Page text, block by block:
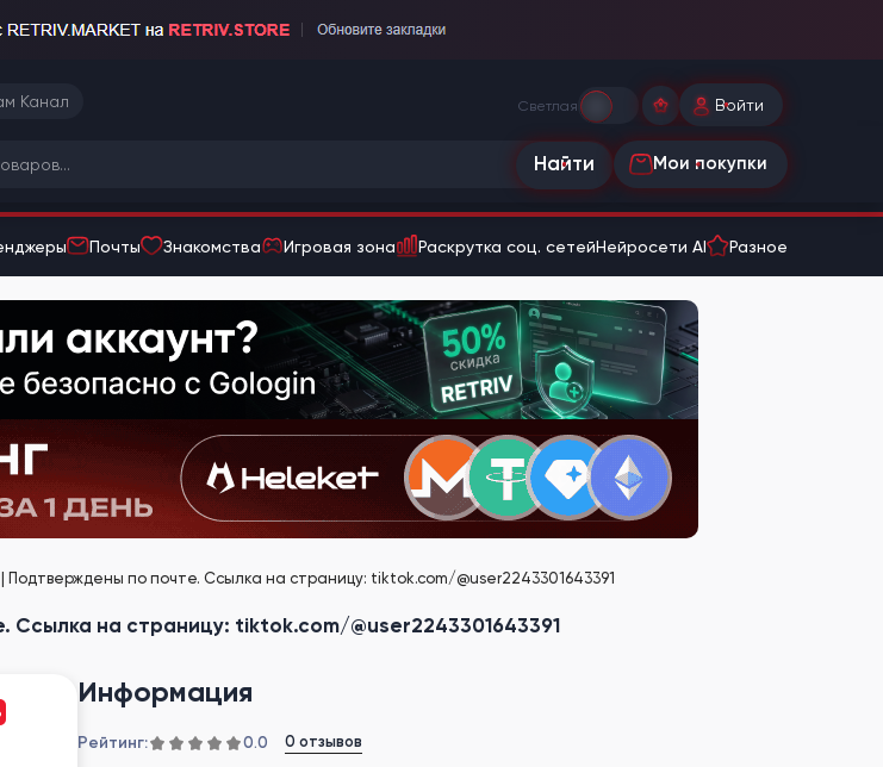
Канал Светлая Войти
Найти Мои покупки
Почты Знакомства Игровая зона Раскрутка соц. сетейНейросети AI Разное
| Подтверждены по почте. Ссылка на страницу: tiktok.com/@user2243301643391
Ссылка на страницу: tiktok.com/@user2243301643391
Информация
Рейтинг: 0.0 0 отзывов